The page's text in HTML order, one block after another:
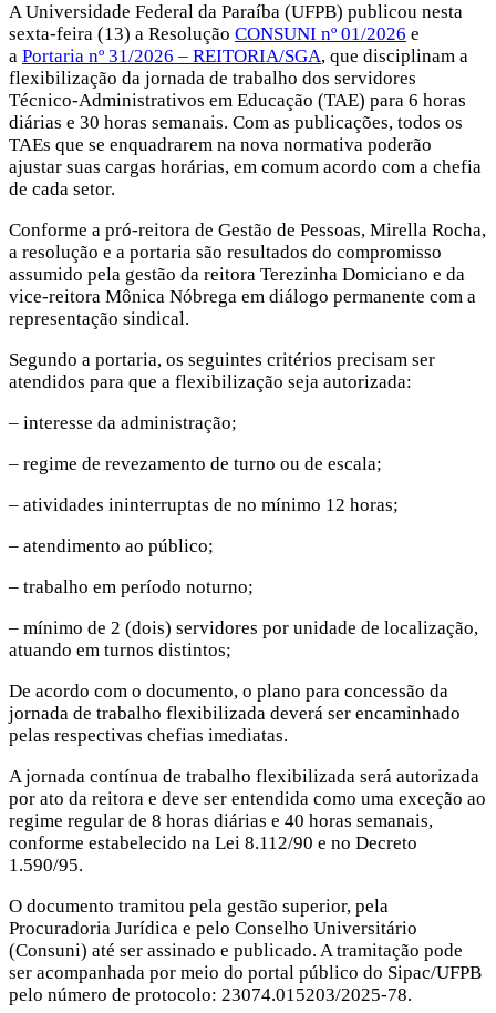
A Universidade Federal da Paraíba (UFPB) publicou nesta
sexta-feira (13) a Resolução CONSUNI nº 01/2026 e
a Portaria nº 31/2026 – REITORIA/SGA, que disciplinam a
flexibilização da jornada de trabalho dos servidores
Técnico-Administrativos em Educação (TAE) para 6 horas
diárias e 30 horas semanais. Com as publicações, todos os
TAEs que se enquadrarem na nova normativa poderão
ajustar suas cargas horárias, em comum acordo com a chefia
de cada setor.
Conforme a pró-reitora de Gestão de Pessoas, Mirella Rocha,
a resolução e a portaria são resultados do compromisso
assumido pela gestão da reitora Terezinha Domiciano e da
vice-reitora Mônica Nóbrega em diálogo permanente com a
representação sindical.
Segundo a portaria, os seguintes critérios precisam ser
atendidos para que a flexibilização seja autorizada:
– interesse da administração;
– regime de revezamento de turno ou de escala;
– atividades ininterruptas de no mínimo 12 horas;
– atendimento ao público;
– trabalho em período noturno;
– mínimo de 2 (dois) servidores por unidade de localização,
atuando em turnos distintos;
De acordo com o documento, o plano para concessão da
jornada de trabalho flexibilizada deverá ser encaminhado
pelas respectivas chefias imediatas.
A jornada contínua de trabalho flexibilizada será autorizada
por ato da reitora e deve ser entendida como uma exceção ao
regime regular de 8 horas diárias e 40 horas semanais,
conforme estabelecido na Lei 8.112/90 e no Decreto
1.590/95.
O documento tramitou pela gestão superior, pela
Procuradoria Jurídica e pelo Conselho Universitário
(Consuni) até ser assinado e publicado. A tramitação pode
ser acompanhada por meio do portal público do Sipac/UFPB
pelo número de protocolo: 23074.015203/2025-78.